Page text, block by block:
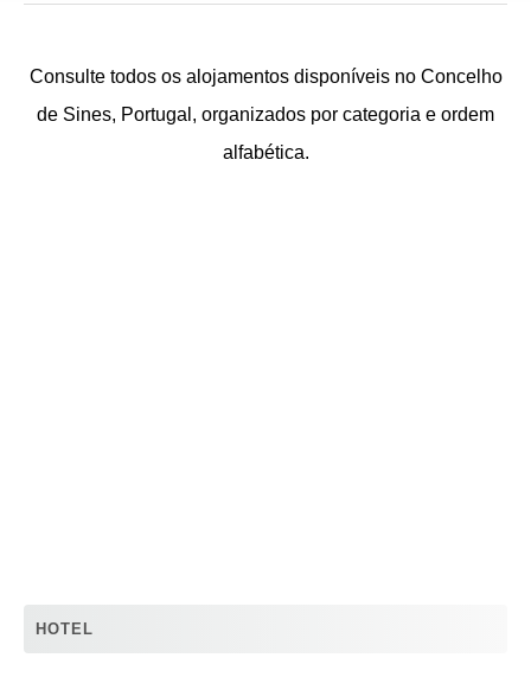
Consulte todos os alojamentos disponíveis no Concelho
de Sines, Portugal, organizados por categoria e ordem
alfabética.
HOTEL